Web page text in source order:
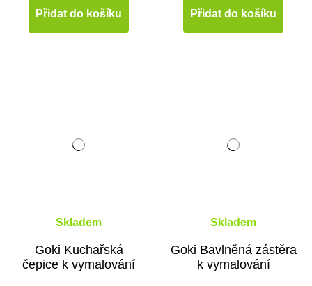
Přidat do košíku Přidat do košíku
Skladem
Goki Kuchařská
čepice k vymalování
Skladem
Goki Bavlněná zástěra
k vymalování